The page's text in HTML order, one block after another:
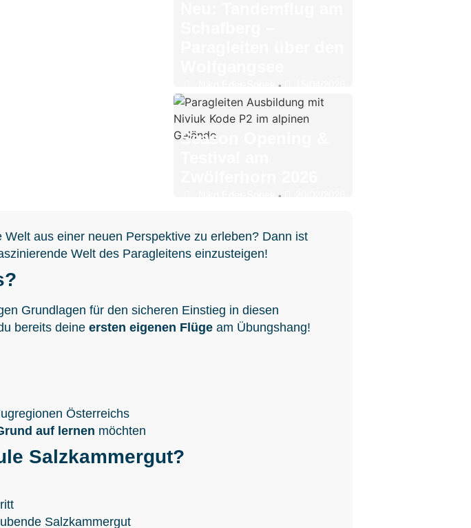
•
Season Opening &
•
aus einer neuen Perspektive zu erleben? Dann ist
Welt des Paragleitens einzusteigen!
Grundlagen für den sicheren Einstieg in diesen
bereits deine ersten eigenen Flüge am Übungshang!
Österreichs
auf lernen möchten
Salzkammergut?
Salzkammergut